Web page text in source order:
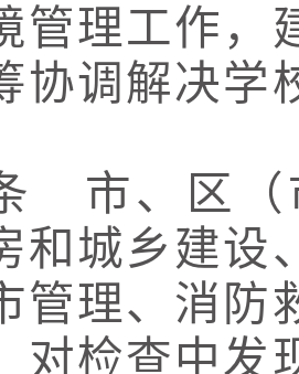
管理工作，
协调解决学
市、区
和城乡建设
管理、消防
对检查中发